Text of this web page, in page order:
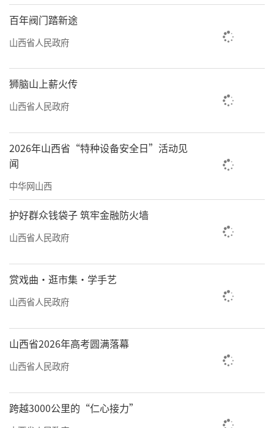
遗的传承、保护和创新依然任重而道远。它是
一项与时间赛跑的工作，等不得，慢不
得。”晋剧国家级非遗代表性传承人谢涛认
为，当下的非遗保护政策，重保护而轻利用、
重文化而轻市场。非遗事业的传承保护要创
新，需顺应市场经济的发展，要通过经济杠杆
激活非遗传承人的传承、创新、发展积极性，
构建非遗再利用机制，不断推动非遗“文化
力”向“市场力”的转变。
山西省文化和旅游厅副厅长陈少卿表示，
此次座谈会为山西非遗保护、传承工作提供了
新思路，为山西省非遗保护工作注入了新的动
力和活力。全省各级文旅部⻔应找准非遗工作
责任着力点，明确全省下一批国家级、省级非
遗代表性项目、保护单位、传承人培育工作重
强保护单位活力、鼓舞非遗传承人后劲、推进
主体齐动、增强非遗各工作环节的连贯性等问
百年阀门踏新途
山西省人民政府
狮脑山上薪火传
山西省人民政府
2026年山西省“特种设备安全日”活动见
闻
中华网山西
护好群众钱袋子 筑牢金融防火墙
山西省人民政府
赏戏曲·逛市集·学手艺
山西省人民政府
山西省2026年高考圆满落幕
山西省人民政府
跨越3000公里的“仁心接力”